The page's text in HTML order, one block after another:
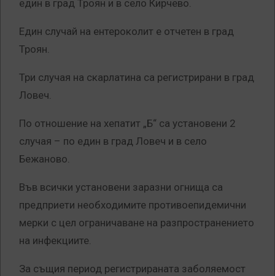
един в град Троян и в село Кирчево.
Един случай на ентероколит е отчетен в град
Троян.
Три случая на скарлатина са регистрирани в град
Ловеч.
По отношение на хепатит „Б“ са установени 2
случая – по един в град Ловеч и в село
Бежаново.
Във всички установени заразни огнища са
предприети необходимите противоепидемични
мерки с цел ограничаване на разпространението
на инфекциите.
За същия период регистрираната заболяемост